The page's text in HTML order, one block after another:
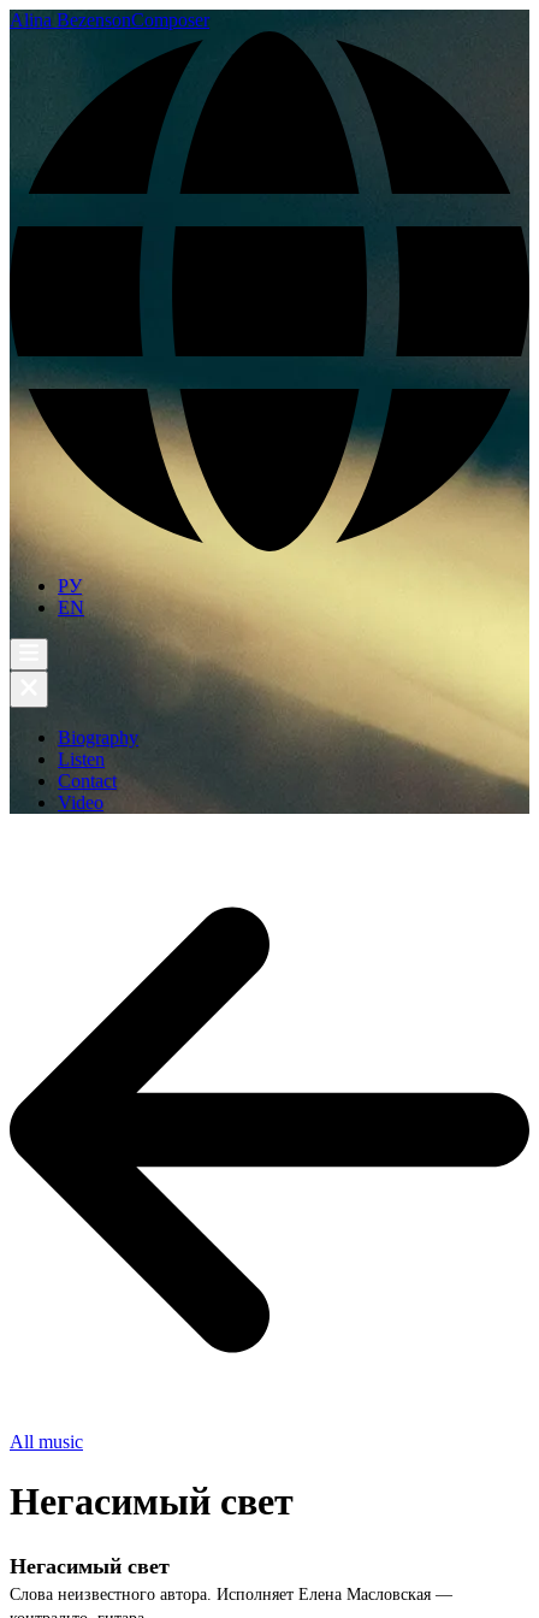
Alina BezensonComposer
РУ
EN
Biography
Listen
Contact
Video
All music
Негасимый свет
Негасимый свет
Слова неизвестного автора. Исполняет Елена Масловская —